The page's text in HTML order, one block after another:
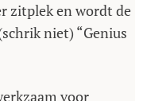
zitplek en wordt de
niet) “Genius
voor